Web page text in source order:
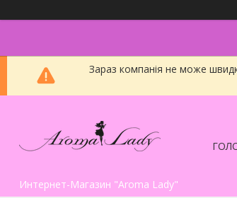
Зараз компанія не може
Интернет-Магазин "Aroma Lady"